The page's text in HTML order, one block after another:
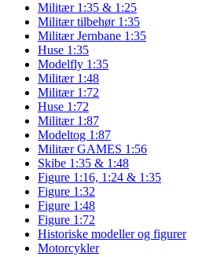
Militær 1:35 & 1:25
Militær tilbehør 1:35
Militær Jernbane 1:35
Huse 1:35
Modelfly 1:35
Militær 1:48
Militær 1:72
Huse 1:72
Militær 1:87
Modeltog 1:87
Militær GAMES 1:56
Skibe 1:35 & 1:48
Figure 1:16, 1:24 & 1:35
Figure 1:32
Figure 1:48
Figure 1:72
Historiske modeller og figurer
Motorcykler